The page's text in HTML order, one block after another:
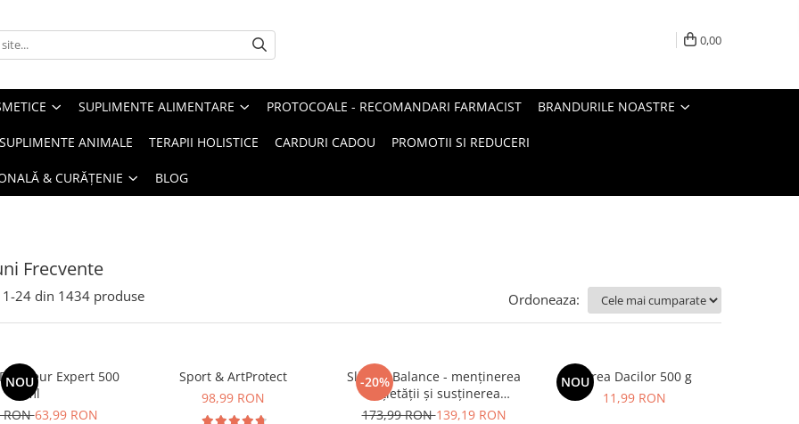
0,00
SUPLIMENTE ALIMENTARE PROTOCOALE - RECOMANDARI FARMACIST BRANDURILE NOASTRE
ANIMALE TERAPII HOLISTICE CARDURI CADOU PROMOTII SI REDUCERI
& CURĂȚENIE BLOG
Frecvente
1-24 din 1434 produse Ordoneaza:
NOU
Expert 500
ml
RON63,99 RON
Sport & ArtProtect
98,99 RON
-20%
SlimProBalance - menținerea
sațietății și susținerea
controlului greutății
173,99 RON139,19 RON
NOUSarea Dacilor 500 g
11,99 RON